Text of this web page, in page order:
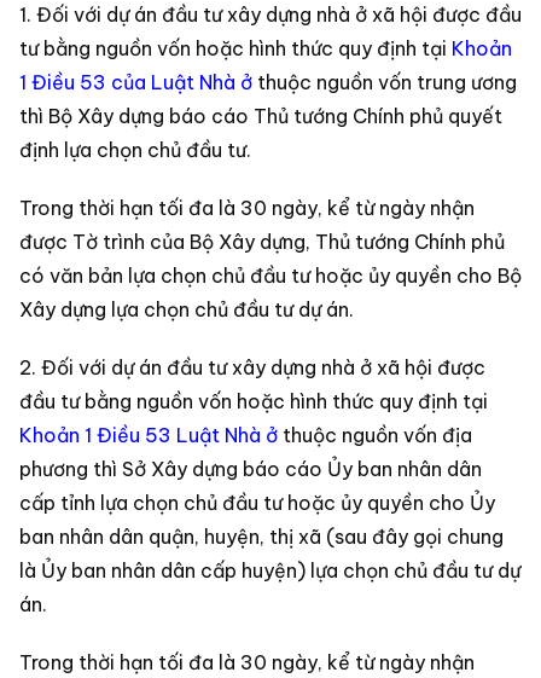
1. Đối với dự án đầu tư xây dựng nhà ở xã hội được đầu
tư bằng nguồn vốn hoặc hình thức quy định tại Khoản
1 Điều 53 của Luật Nhà ở thuộc nguồn vốn trung ương
thì Bộ Xây dựng báo cáo Thủ tướng Chính phủ quyết
định lựa chọn chủ đầu tư.
Trong thời hạn tối đa là 30 ngày, kể từ ngày nhận
được Tờ trình của Bộ Xây dựng, Thủ tướng Chính phủ
có văn bản lựa chọn chủ đầu tư hoặc ủy quyền cho Bộ
Xây dựng lựa chọn chủ đầu tư dự án.
2. Đối với dự án đầu tư xây dựng nhà ở xã hội được
đầu tư bằng nguồn vốn hoặc hình thức quy định tại
Khoản 1 Điều 53 Luật Nhà ở thuộc nguồn vốn địa
phương thì Sở Xây dựng báo cáo Ủy ban nhân dân
cấp tỉnh lựa chọn chủ đầu tư hoặc ủy quyền cho Ủy
ban nhân dân quận, huyện, thị xã (sau đây gọi chung
là Ủy ban nhân dân cấp huyện) lựa chọn chủ đầu tư dự
án.
Trong thời hạn tối đa là 30 ngày, kể từ ngày nhận